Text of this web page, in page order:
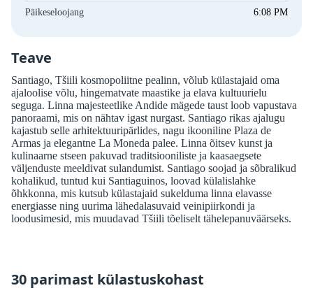
Päikeseloojang 6:08 PM
Teave
Santiago, Tšiili kosmopoliitne pealinn, võlub külastajaid oma
ajaloolise võlu, hingematvate maastike ja elava kultuurielu
seguga. Linna majesteetlike Andide mägede taust loob vapustava
panoraami, mis on nähtav igast nurgast. Santiago rikas ajalugu
kajastub selle arhitektuuripärlides, nagu ikooniline Plaza de
Armas ja elegantne La Moneda palee. Linna õitsev kunst ja
kulinaarne stseen pakuvad traditsiooniliste ja kaasaegsete
väljenduste meeldivat sulandumist. Santiago soojad ja sõbralikud
kohalikud, tuntud kui Santiaguinos, loovad külalislahke
õhkkonna, mis kutsub külastajaid sukelduma linna elavasse
energiasse ning uurima lähedalasuvaid veinipiirkondi ja
loodusimesid, mis muudavad Tšiili tõeliselt tähelepanuväärseks.
30 parimast külastuskohast